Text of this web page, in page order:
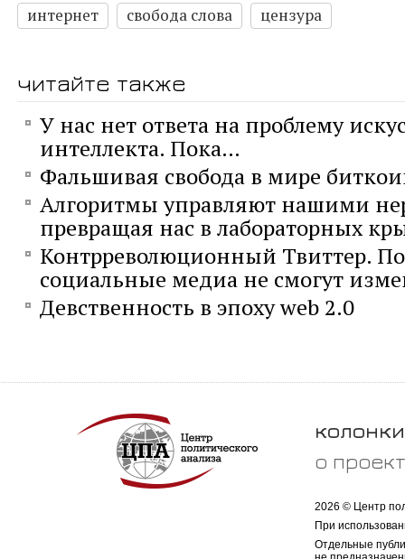
интернет свобода слова цензура
читайте также
У нас нет ответа на проблему
интеллекта. Пока…
Фальшивая свобода в мире
Алгоритмы управляют нашими
превращая нас в лабораторных
Контрреволюционный Твиттер.
социальные медиа не смогут
Девственность в эпоху web 2.0
колонки
о
2026 © Центр
При
Отдельные